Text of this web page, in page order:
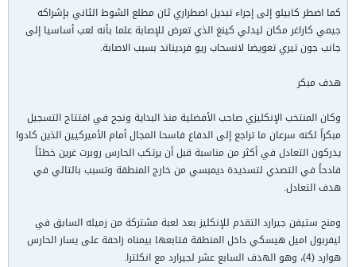
كما اضطر كابيلو إلى إجراء تبديل اضطراري ثان مطلع الشوط الثاني بإشراكه
جيمي كاراغر مكان ليدلي كينغ الذي تعرض للإصابة علما بأنه لعب أساسيا إلى
جانب جون تيري تعويضا لانسحاب ريو فرديناند بسبب الاصابة.
هدف مبكر
وكان المنتخب الإنكليزي صاحب الأفضلية منذ البداية ونجح في افتتاح التسجيل
مبكراً لكنه سرعان ما تراجع إلى الدفاع فاسحا المجال أمام الأميركيين الذين كادوا
يدركون التعادل في أكثر من مناسبة قبل أن يرتكب الحارس روبرت غرين خطئاً
فادحاً في التصدي لتسديدة ديمبسي من خارج المنطقة وتسبب بالتالي في
هدف التعادل.
ومنح ستيفن جيرارد التقدم للإنكليز بعد لعبة مشتركة من زميله السابق في
ليفربول اميل هيسكي داخل المنطقة فتابعها بيمناه زاحفة على يسار الحارس
هوارد (4)، وهو الهدف السابع عشر لجيرارد مع انكلترا.